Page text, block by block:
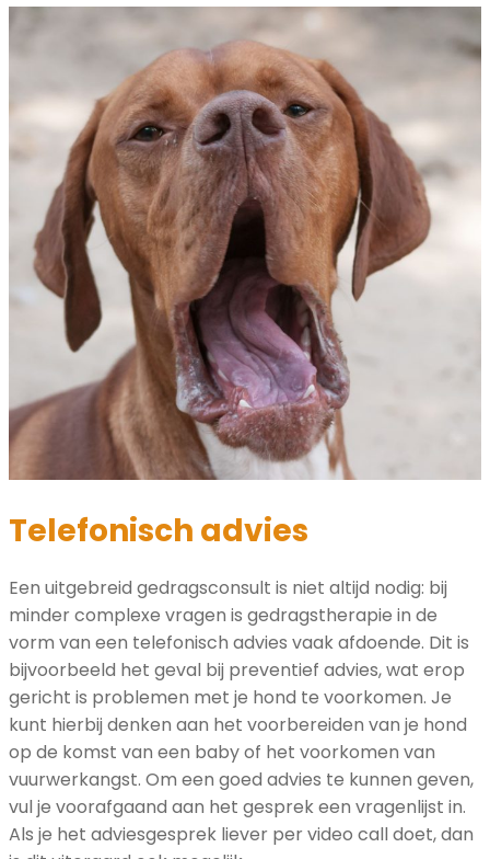
Telefonisch advies
Een uitgebreid gedragsconsult is niet altijd nodig: bij
minder complexe vragen is gedragstherapie in de
vorm van een telefonisch advies vaak afdoende. Dit is
bijvoorbeeld het geval bij preventief advies, wat erop
gericht is problemen met je hond te voorkomen. Je
kunt hierbij denken aan het voorbereiden van je hond
op de komst van een baby of het voorkomen van
vuurwerkangst. Om een goed advies te kunnen geven,
vul je voorafgaand aan het gesprek een vragenlijst in.
Als je het adviesgesprek liever per video call doet, dan